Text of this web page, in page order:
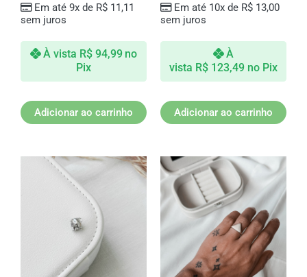
Em até 9x de R$11,11
sem juros
À vista R$94,99 no
Pix
Adicionar ao carrinho
Em até 10x de R$13,00
sem juros
À
vista R$ 123,49 no Pix
Adicionar ao carrinho
Este
produto
tem
várias
variantes.
As
opções